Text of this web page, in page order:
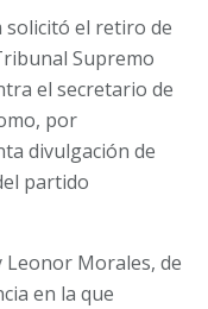
solicitó el retiro de
Supremo
el secretario de
por
divulgación de
partido
Leonor Morales, de
en la que